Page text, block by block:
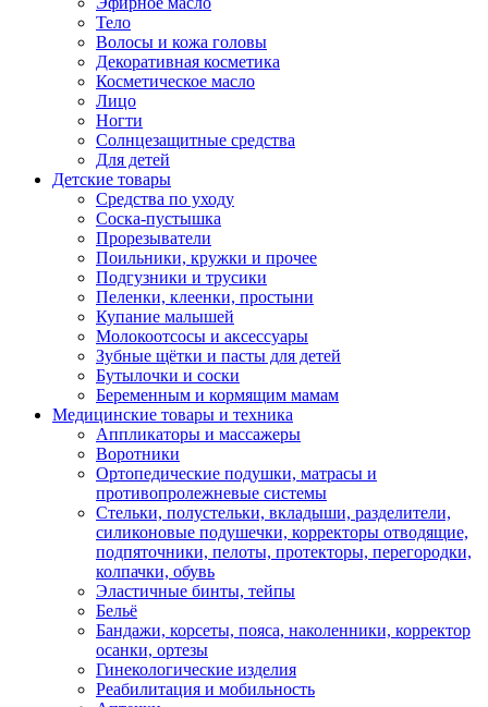
Тело
Волосы и кожа головы
Декоративная косметика
Косметическое масло
Лицо
Ногти
Солнцезащитные средства
Для детей
Детские товары
Средства по уходу
Соска-пустышка
Прорезыватели
Поильники, кружки и прочее
Подгузники и трусики
Пеленки, клеенки, простыни
Купание малышей
Молокоотсосы и аксессуары
Зубные щётки и пасты для детей
Бутылочки и соски
Беременным и кормящим мамам
Медицинские товары и техника
Аппликаторы и массажеры
Воротники
Ортопедические подушки, матрасы и
противопролежневые системы
Стельки, полустельки, вкладыши, разделители,
силиконовые подушечки, корректоры отводящие,
подпяточники, пелоты, протекторы, перегородки,
колпачки, обувь
Эластичные бинты, тейпы
Бельё
Бандажи, корсеты, пояса, наколенники, корректор
осанки, ортезы
Гинекологические изделия
Реабилитация и мобильность